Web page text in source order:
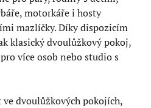
motorkáře i hosty
mazlíčky. Díky dispozicím
klasický dvoulůžkový pokoj,
více osob nebo studio s
dvoulůžkových pokojích,